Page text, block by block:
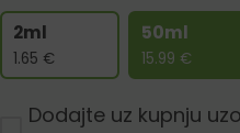
2ml
1.65 €
50ml
15.99 €
Dodajte uz kupnju